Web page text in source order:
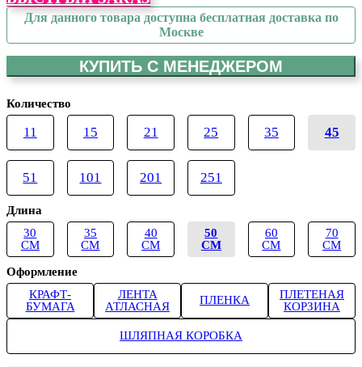
Для данного товара доступна бесплатная доставка по
Москве
КУПИТЬ С МЕНЕДЖЕРОМ
Количество
11 15 21 25 35 45
51 101 201 251
Длина
30
СМ
35
СМ
40
СМ
50
СМ
60
СМ
70
СМ
Оформление
КРАФТ-
БУМАГА
ЛЕНТА
АТЛАСНАЯ
ПЛЕНКА
ПЛЕТЕНАЯ
КОРЗИНА
ШЛЯПНАЯ КОРОБКА